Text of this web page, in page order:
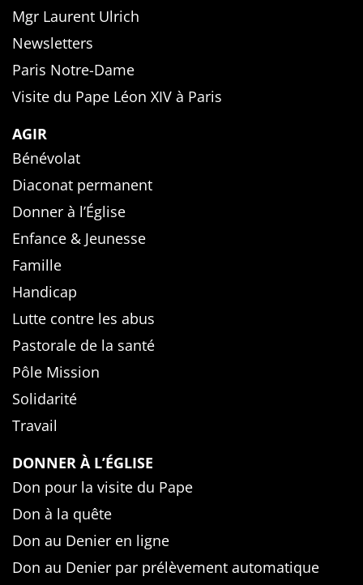
Mgr Laurent Ulrich
Newsletters
Paris Notre-Dame
Visite du Pape Léon XIV à Paris
AGIR
Bénévolat
Diaconat permanent
Donner à l’Église
Enfance & Jeunesse
Famille
Handicap
Lutte contre les abus
Pastorale de la santé
Pôle Mission
Solidarité
Travail
DONNER À L’ÉGLISE
Don pour la visite du Pape
Don à la quête
Don au Denier en ligne
Don au Denier par prélèvement automatique